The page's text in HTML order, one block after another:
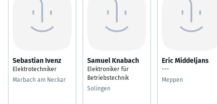
Sebastian Ivenz
Elektrotechniker
Marbach am Neckar
Samuel Knabach
Elektroniker für
Betriebstechnik
Solingen
Eric Middeljans
---
Meppen